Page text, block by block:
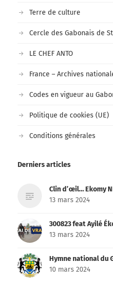
Terre de culture
Cercle des Gabonais de
LE CHEF ANTO
France – Archives
Codes en vigueur au
Politique de cookies (UE)
Conditions générales
Derniers articles
Clin d’œil… Ekomy
13 mars 2024
300823 feat Ayilé
13 mars 2024
Hymne national du
10 mars 2024